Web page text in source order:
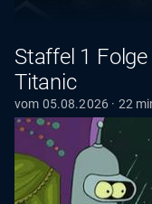
Staffel 1
Titanic
vom 05.08.2026 · 22